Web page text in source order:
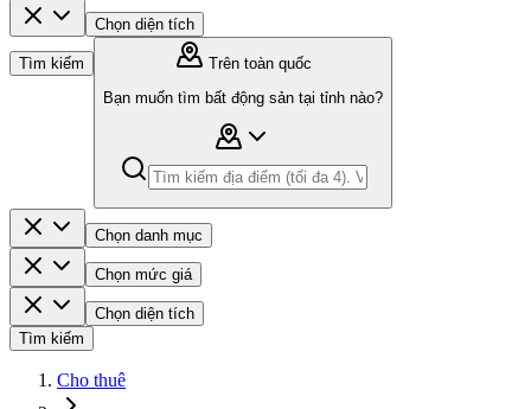
Chọn diện tích
Tìm kiếm
Trên toàn quốc
Bạn muốn tìm bất động sản tại tỉnh nào?
Chọn danh mục
Chọn mức giá
Chọn diện tích
Tìm kiếm
Cho thuê